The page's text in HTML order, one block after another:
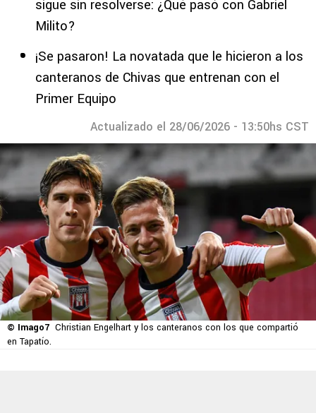
sigue sin resolverse: ¿Qué pasó con Gabriel
Milito?
¡Se pasaron! La novatada que le hicieron a los
canteranos de Chivas que entrenan con el
Primer Equipo
Actualizado el 28/06/2026 - 13:50hs CST
© Imago7 Christian Engelhart y los canteranos con los que compartió
en Tapatío.